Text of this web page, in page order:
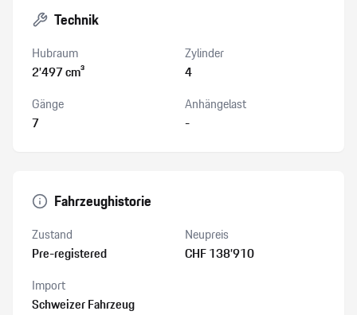
Technik
Hubraum
2’497 cm³
Zylinder
4
Gänge
7
Anhängelast
-
Fahrzeughistorie
Zustand
Pre-registered
Neupreis
CHF 138’910
Import
Schweizer Fahrzeug